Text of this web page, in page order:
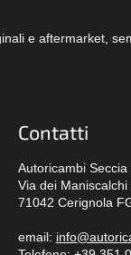
e aftermarket,
Contatti
Autoricambi Seccia
Via dei
71042 Cerignola
email: